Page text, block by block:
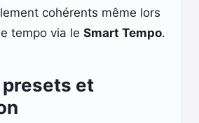
cohérents même lors
tempo via le Smart Tempo.
et